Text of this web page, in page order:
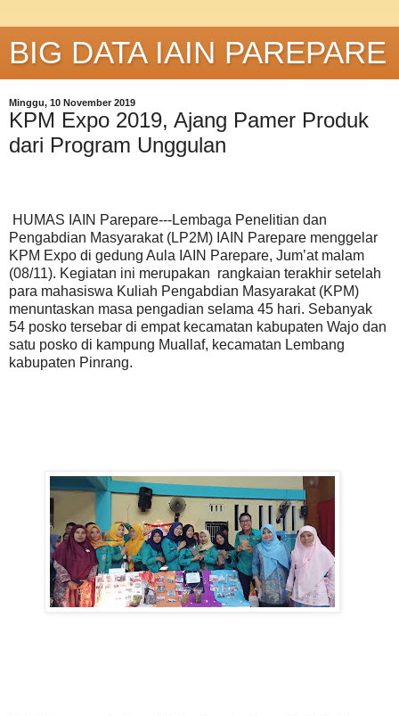
BIG DATA IAIN PAREPARE
Minggu, 10 November 2019
KPM Expo 2019, Ajang Pamer Produk
dari Program Unggulan
HUMAS IAIN Parepare---Lembaga Penelitian dan
Pengabdian Masyarakat (LP2M) IAIN Parepare menggelar
KPM Expo di gedung Aula IAIN Parepare, Jum’at malam
(08/11). Kegiatan ini merupakan rangkaian terakhir setelah
para mahasiswa Kuliah Pengabdian Masyarakat (KPM)
menuntaskan masa pengadian selama 45 hari. Sebanyak
54 posko tersebar di empat kecamatan kabupaten Wajo dan
satu posko di kampung Muallaf, kecamatan Lembang
kabupaten Pinrang.